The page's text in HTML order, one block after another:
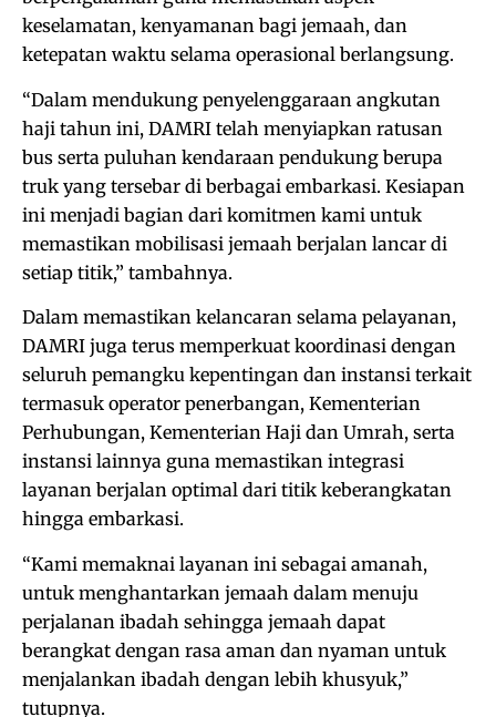
keselamatan, kenyamanan bagi jemaah, dan
ketepatan waktu selama operasional berlangsung.
“Dalam mendukung penyelenggaraan angkutan
haji tahun ini, DAMRI telah menyiapkan ratusan
bus serta puluhan kendaraan pendukung berupa
truk yang tersebar di berbagai embarkasi. Kesiapan
ini menjadi bagian dari komitmen kami untuk
memastikan mobilisasi jemaah berjalan lancar di
setiap titik,” tambahnya.
Dalam memastikan kelancaran selama pelayanan,
DAMRI juga terus memperkuat koordinasi dengan
seluruh pemangku kepentingan dan instansi terkait
termasuk operator penerbangan, Kementerian
Perhubungan, Kementerian Haji dan Umrah, serta
instansi lainnya guna memastikan integrasi
layanan berjalan optimal dari titik keberangkatan
hingga embarkasi.
“Kami memaknai layanan ini sebagai amanah,
untuk menghantarkan jemaah dalam menuju
perjalanan ibadah sehingga jemaah dapat
berangkat dengan rasa aman dan nyaman untuk
menjalankan ibadah dengan lebih khusyuk,”
tutupnya.